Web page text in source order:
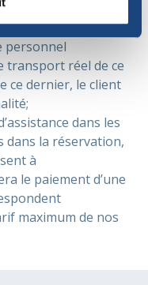
donc appliqué;
impliquant la
personnel
transport réel de ce
ce dernier, le client
dans les
dans la réservation,
à
le paiement d’une
maximum de nos